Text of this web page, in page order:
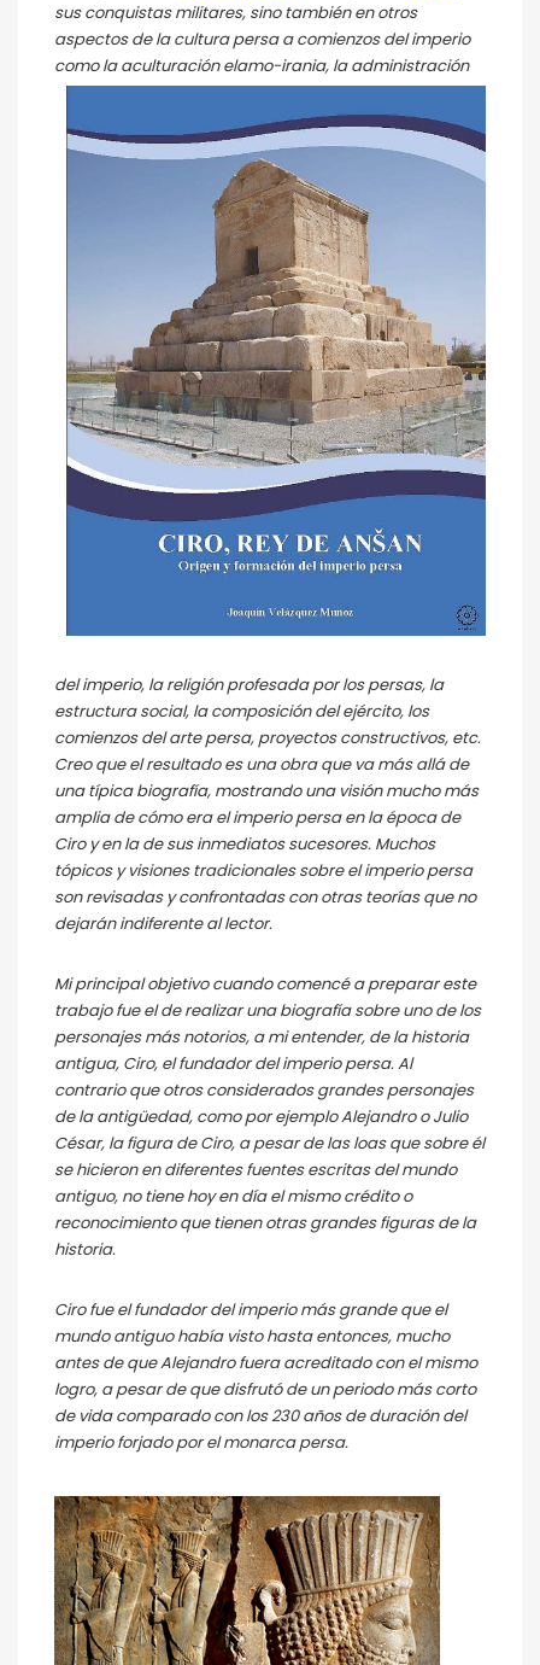
sus conquistas militares, sino también en otros
aspectos de la cultura persa a comienzos del imperio
como la aculturación elamo-irania, la administración
del imperio, la religión profesada por los persas, la
estructura social, la composición del ejército, los
comienzos del arte persa, proyectos constructivos, etc.
Creo que el resultado es una obra que va más allá de
una típica biografía, mostrando una visión mucho más
amplia de cómo era el imperio persa en la época de
Ciro y en la de sus inmediatos sucesores. Muchos
tópicos y visiones tradicionales sobre el imperio persa
son revisadas y confrontadas con otras teorías que no
dejarán indiferente al lector.
Mi principal objetivo cuando comencé a preparar este
trabajo fue el de realizar una biografía sobre uno de los
personajes más notorios, a mi entender, de la historia
antigua, Ciro, el fundador del imperio persa. Al
contrario que otros considerados grandes personajes
de la antigüedad, como por ejemplo Alejandro o Julio
César, la figura de Ciro, a pesar de las loas que sobre él
se hicieron en diferentes fuentes escritas del mundo
antiguo, no tiene hoy en día el mismo crédito o
reconocimiento que tienen otras grandes figuras de la
historia.
Ciro fue el fundador del imperio más grande que el
mundo antiguo había visto hasta entonces, mucho
antes de que Alejandro fuera acreditado con el mismo
logro, a pesar de que disfrutó de un periodo más corto
de vida comparado con los 230 años de duración del
imperio forjado por el monarca persa.